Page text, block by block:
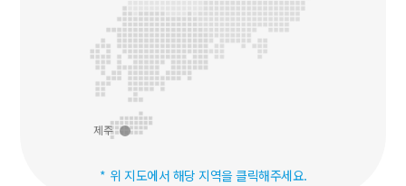
제주
위 지도에서 해당 지역을 클릭해주세요.